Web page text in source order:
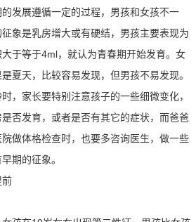
发展遵循一定的过程，男孩和女孩不一
象是乳房增大或有硬结，男孩主要表现为
于等于4ml，就认为青春期开始发育。女
夏天，比较容易发现，但男孩不易发现。
家长要特别注意孩子的一些细微变化，
否发育，或者是否有其它的症状，而爸爸
做体格检查时，也要多咨询医生，做一些
期的征象。